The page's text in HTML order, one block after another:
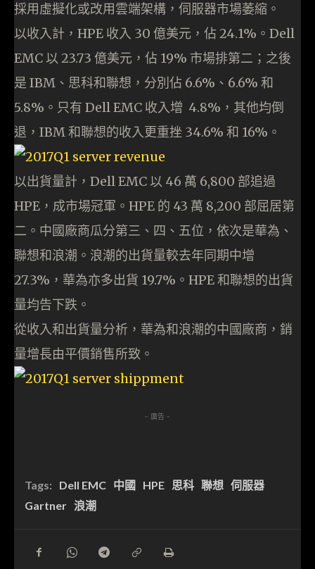
採用虛擬化或改用雲端架構，伺服器市場萎縮。
以收入計，HPE 收入 30 億美元，佔 24.1%。Dell
EMC 以 23.73 億美元，佔 19% 市場排第二；之後
是 IBM、思科和聯想，分別佔 6.6%、6.6% 和
5.8%。只有 Dell EMC 收入增 4.8%，其他均倒
退，IBM 和聯想的收入更重挫 34.6% 和 16%。
以出貨量計，Dell EMC 以 46 萬 6,800 部追過
HPE，成市場冠軍。HPE 的 43 萬 8,200 部屈居第
二。中國廠商瓜分第三、四、五位，依次是華為、
聯想和浪潮。浪潮的出貨量較去年同期中增
27.3%，華為亦多出貨 19.7%。HPE 和聯想的出貨
量均告下跌。
從收入和出貨量分析，華為和浪潮的中國廠商，銷
量增長由平價銷售所致。
- 廣告 -
Tags: Dell EMC 中國 HPE 思科 聯想 伺服器
Gartner 浪潮